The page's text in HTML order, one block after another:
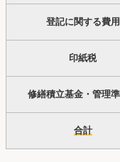
登記に関する費用
印紙税
修繕積立基金・管理
合計